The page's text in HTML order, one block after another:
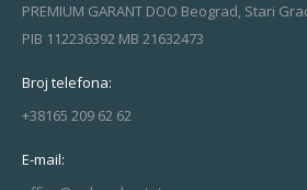
PREMIUM GARANT DOO Beograd, Stari
PIB 112236392 MB 21632473
Broj telefona:
+38165 209 62 62
E-mail: